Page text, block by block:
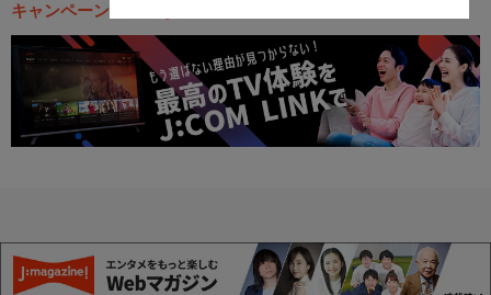
キャンペーン・お得な情報